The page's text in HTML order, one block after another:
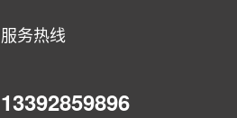
服务热线
13392859896